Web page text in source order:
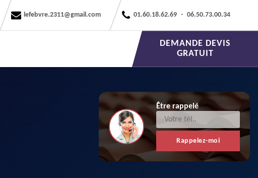
lefebvre.2311@gmail.com 01.60.18.62.69 - 06.50.73.00.34
DEMANDE DEVIS
GRATUIT
Être rappelé